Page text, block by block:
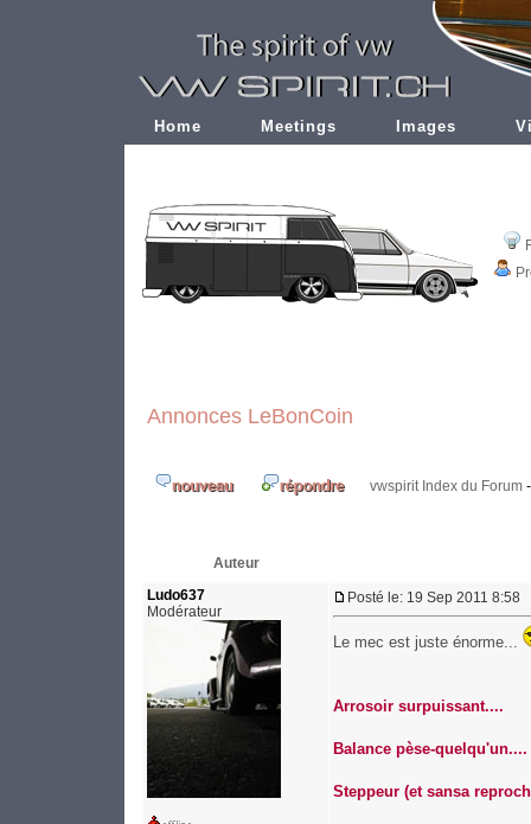
Home Meetings Images
Annonces LeBonCoin
vwspirit Index du Forum
Auteur
Ludo637
Modérateur
Posté le: 19 Sep 2011 8:58
Le mec est juste énorme...
Arrosoir surpuissant....
Balance pèse-quelqu'un....
Steppeur (et sansa